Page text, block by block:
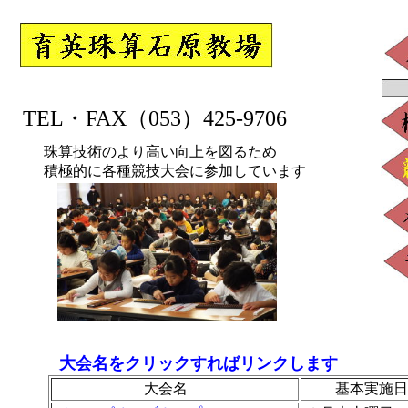
大会名
基本実施日
大会名をクリックすればリンクします
TEL・FAX（053）425-9706
珠算技術のより高い向上を図るため
積極的に各種競技大会に参加しています